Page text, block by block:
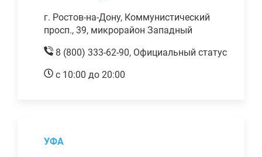
г. Ростов-на-Дону, Коммунистический
просп., 39, микрорайон Западный
8 (800) 333-62-90, Официальный статус
с 10:00 до 20:00
УФА